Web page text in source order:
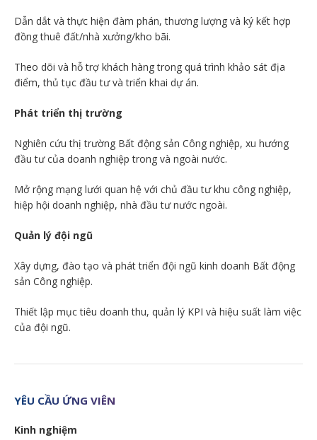
Dẫn dắt và thực hiện đàm phán, thương lượng và ký kết hợp
đồng thuê đất/nhà xưởng/kho bãi.
Theo dõi và hỗ trợ khách hàng trong quá trình khảo sát địa
điểm, thủ tục đầu tư và triển khai dự án.
Phát triển thị trường
Nghiên cứu thị trường Bất động sản Công nghiệp, xu hướng
đầu tư của doanh nghiệp trong và ngoài nước.
Mở rộng mạng lưới quan hệ với chủ đầu tư khu công nghiệp,
hiệp hội doanh nghiệp, nhà đầu tư nước ngoài.
Quản lý đội ngũ
Xây dựng, đào tạo và phát triển đội ngũ kinh doanh Bất động
sản Công nghiệp.
Thiết lập mục tiêu doanh thu, quản lý KPI và hiệu suất làm việc
của đội ngũ.
YÊU CẦU ỨNG VIÊN
Kinh nghiệm